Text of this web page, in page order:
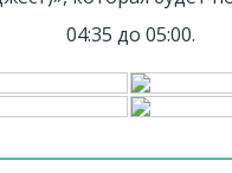
04:35 до 05:00.